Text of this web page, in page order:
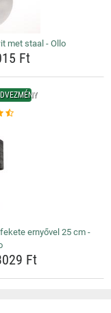
met staal - Ollo
Ft
ernyővel 25 cm -
Ft